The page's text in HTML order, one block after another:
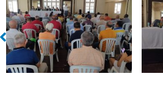
Sin leyenda